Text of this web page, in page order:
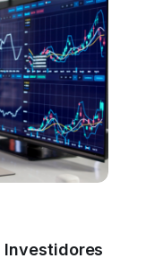
Investidores